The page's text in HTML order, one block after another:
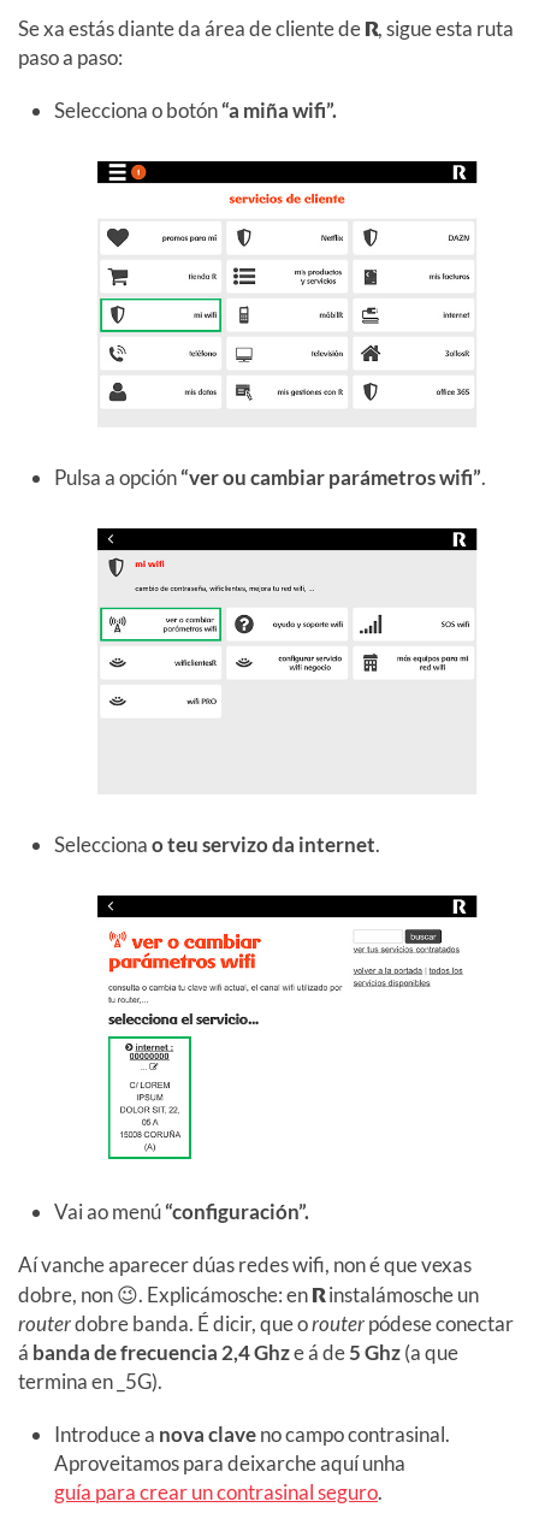
Se xa estás diante da área de cliente deR, sigue esta ruta
paso a paso:
Selecciona o botón“a miña wifi”.
Pulsa a opción“ver ou cambiar parámetros wifi”.
Seleccionao teu servizo da internet.
Vai ao menú“configuración”.
Aí vanche aparecer dúas redes wifi, non é que vexas
dobre, non 😉. Explicámosche: enRinstalámosche un
routerdobre banda. É dicir, que orouterpódese conectar
á banda de frecuencia 2,4 Ghze á de5 Ghz(a que
termina en _5G).
Introduce a nova claveno campo contrasinal.
Aproveitamos para deixarche aquí unha
guía para crear un contrasinal seguro.